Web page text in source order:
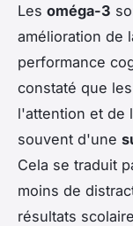
Les oméga-3
amélioration de
performance
constaté que
l'attention et de
souvent d'une
Cela se traduit
moins de
résultats